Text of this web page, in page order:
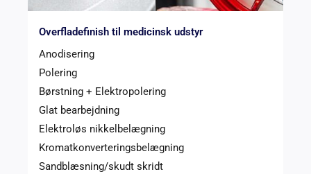
Overfladefinish til medicinsk udstyr
Anodisering
Polering
Børstning + Elektropolering
Glat bearbejdning
Elektroløs nikkelbelægning
Kromatkonverteringsbelægning
Sandblæsning/skudt skridt